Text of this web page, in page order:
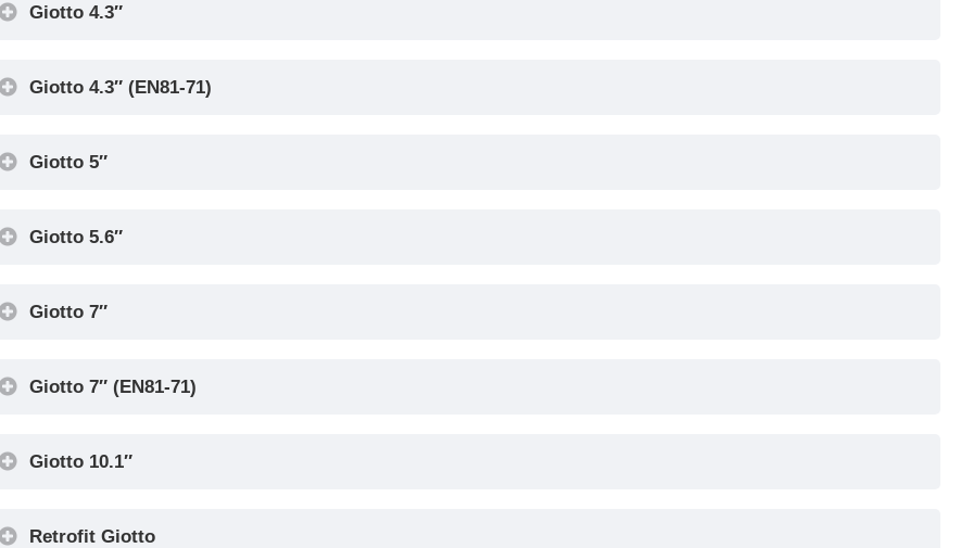
Giotto 4.3″
Giotto 4.3″ (EN81-71)
Giotto 5″
Giotto 5.6″
Giotto 7″
Giotto 7″ (EN81-71)
Giotto 10.1″
Retrofit Giotto